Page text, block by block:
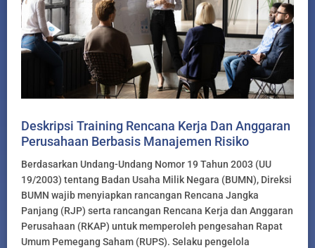
Deskripsi Training Rencana Kerja Dan Anggaran
Perusahaan Berbasis Manajemen Risiko
Berdasarkan Undang-Undang Nomor 19 Tahun 2003 (UU
19/2003) tentang Badan Usaha Milik Negara (BUMN), Direksi
BUMN wajib menyiapkan rancangan Rencana Jangka
Panjang (RJP) serta rancangan Rencana Kerja dan Anggaran
Perusahaan (RKAP) untuk memperoleh pengesahan Rapat
Umum Pemegang Saham (RUPS). Selaku pengelola